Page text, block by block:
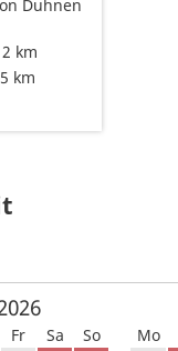
Duhnen
km
km
Fr Sa
So
Mo